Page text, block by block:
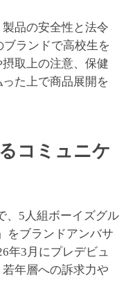
品の安全性と法令
ブランドで高校生を
取上の注意、保健
た上で商品展開を
コミュニケ
、5人組ボーイズグル
をブランドアンバサ
年3月にプレデビュ
年層への訴求力や